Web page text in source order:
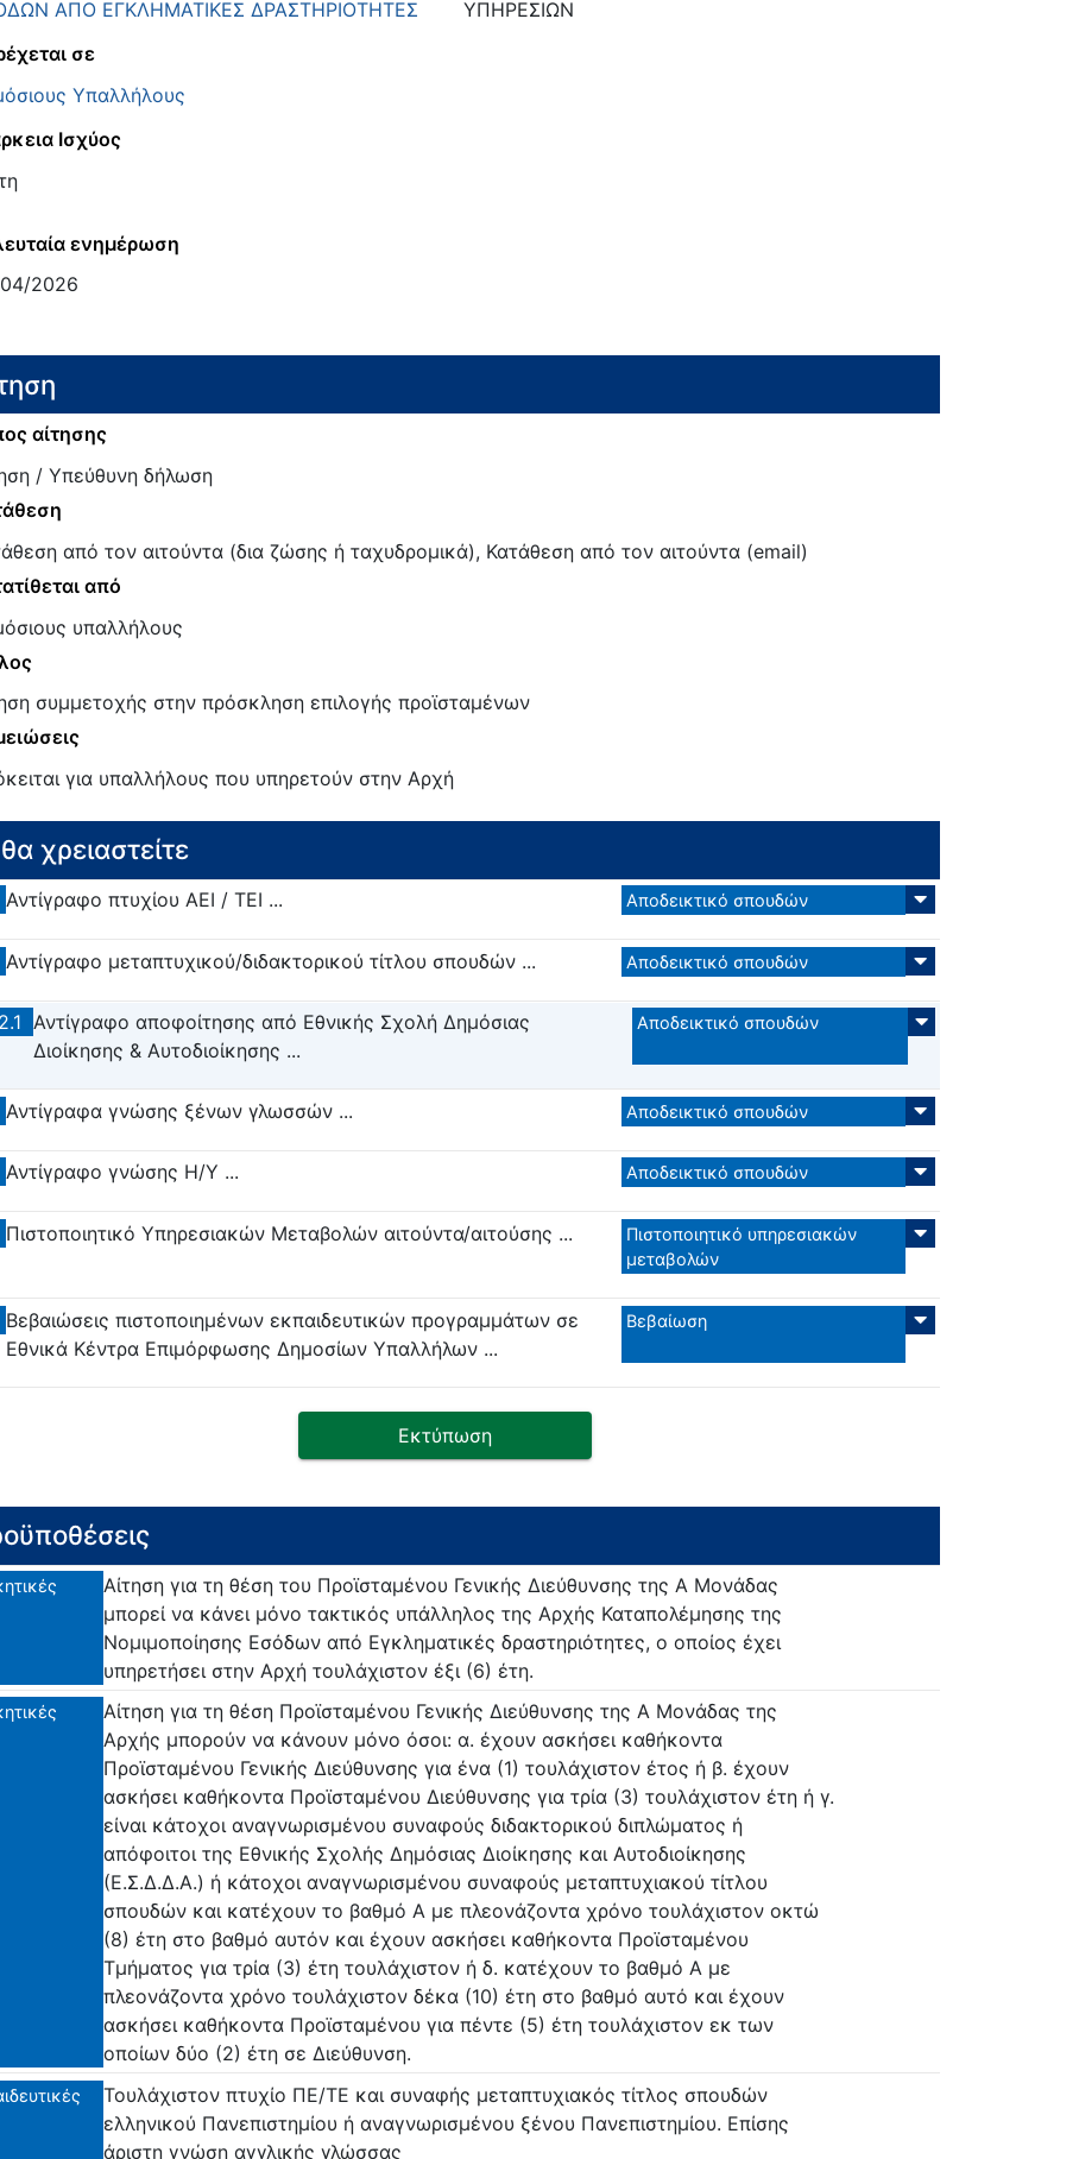
ΑΠΟ ΕΓΚΛΗΜΑΤΙΚΕΣ ΔΡΑΣΤΗΡΙΟΤΗΤΕΣ
ΥΠΗΡΕΣΙΩΝ
σε
Υπαλλήλους
Ισχύος
ενημέρωση
2026
αίτησης
/ Υπεύθυνη δήλωση
από τον αιτούντα (δια ζώσης ή ταχυδρομικά), Κατάθεση από τον αιτούντα (email)
από
υπαλλήλους
συμμετοχής στην πρόσκληση επιλογής προϊσταμένων
για υπαλλήλους που υπηρετούν στην Αρχή
χρειαστείτε
Αντίγραφο πτυχίου ΑΕΙ / ΤΕΙ ... Αποδεικτικό σπουδών
Αντίγραφο μεταπτυχικού/διδακτορικού τίτλου σπουδών ... Αποδεικτικό σπουδών
2.1 Αντίγραφο αποφοίτησης από Εθνικής Σχολή Δημόσιας
Διοίκησης & Αυτοδιοίκησης ...
Αποδεικτικό σπουδών
Αντίγραφα γνώσης ξένων γλωσσών ... Αποδεικτικό σπουδών
Αντίγραφο γνώσης Η/Υ ... Αποδεικτικό σπουδών
Πιστοποιητικό Υπηρεσιακών Μεταβολών αιτούντα/αιτούσης ...
Πιστοποιητικό υπηρεσιακών
μεταβολών
Βεβαιώσεις πιστοποιημένων εκπαιδευτικών προγραμμάτων σε
Εθνικά Κέντρα Επιμόρφωσης Δημοσίων Υπαλλήλων ...
Βεβαίωση
Εκτύπωση
Αίτηση για τη θέση του Προϊσταμένου Γενικής Διεύθυνσης της Α Μονάδας
μπορεί να κάνει μόνο τακτικός υπάλληλος της Αρχής Καταπολέμησης της
Νομιμοποίησης Εσόδων από Εγκληματικές δραστηριότητες, ο οποίος έχει
υπηρετήσει στην Αρχή τουλάχιστον έξι (6) έτη.
Αίτηση για τη θέση Προϊσταμένου Γενικής Διεύθυνσης της Α Μονάδας της
Αρχής μπορούν να κάνουν μόνο όσοι: α. έχουν ασκήσει καθήκοντα
Προϊσταμένου Γενικής Διεύθυνσης για ένα (1) τουλάχιστον έτος ή β. έχουν
ασκήσει καθήκοντα Προϊσταμένου Διεύθυνσης για τρία (3) τουλάχιστον έτη ή γ.
είναι κάτοχοι αναγνωρισμένου συναφούς διδακτορικού διπλώματος ή
απόφοιτοι της Εθνικής Σχολής Δημόσιας Διοίκησης και Αυτοδιοίκησης
(Ε.Σ.Δ.Δ.Α.) ή κάτοχοι αναγνωρισμένου συναφούς μεταπτυχιακού τίτλου
σπουδών και κατέχουν το βαθμό Α με πλεονάζοντα χρόνο τουλάχιστον οκτώ
(8) έτη στο βαθμό αυτόν και έχουν ασκήσει καθήκοντα Προϊσταμένου
Τμήματος για τρία (3) έτη τουλάχιστον ή δ. κατέχουν το βαθμό Α με
πλεονάζοντα χρόνο τουλάχιστον δέκα (10) έτη στο βαθμό αυτό και έχουν
ασκήσει καθήκοντα Προϊσταμένου για πέντε (5) έτη τουλάχιστον εκ των
οποίων δύο (2) έτη σε Διεύθυνση.
Τουλάχιστον πτυχίο ΠΕ/ΤΕ και συναφής μεταπτυχιακός τίτλος σπουδών
ελληνικού Πανεπιστημίου ή αναγνωρισμένου ξένου Πανεπιστημίου. Επίσης
άριστη γνώση αγγλικής γλώσσας